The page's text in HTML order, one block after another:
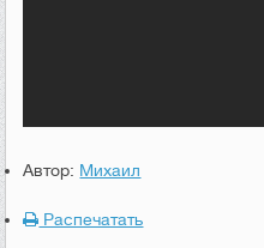
Автор: Михаил
Распечатать